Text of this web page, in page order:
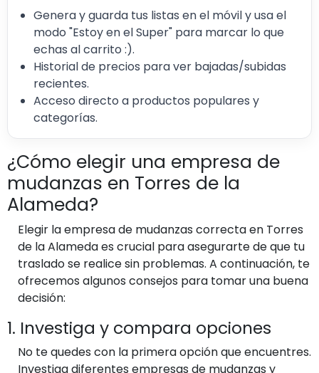
Genera y guarda tus listas en el móvil y usa el
modo "Estoy en el Super" para marcar lo que
echas al carrito :).
Historial de precios para ver bajadas/subidas
recientes.
Acceso directo a productos populares y
categorías.
¿Cómo elegir una empresa de
mudanzas en Torres de la
Alameda?
Elegir la empresa de mudanzas correcta en Torres
de la Alameda es crucial para asegurarte de que tu
traslado se realice sin problemas. A continuación, te
ofrecemos algunos consejos para tomar una buena
decisión:
1. Investiga y compara opciones
No te quedes con la primera opción que encuentres.
Investiga diferentes empresas de mudanzas y